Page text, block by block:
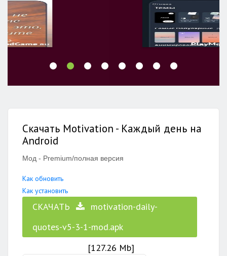
Скачать Motivation - Каждый день на
Android
Мод - Premium/полная версия
Как обновить
Как установить
СКАЧАТЬ
motivation-daily-
quotes-v5-3-1-mod.apk
[127.26 Mb]